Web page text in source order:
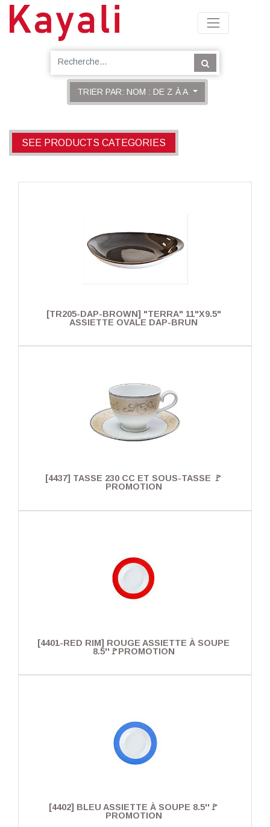
TRIER PAR: NOM : DE Z À A
SEE PRODUCTS CATEGORIES
[TR205-DAP-BROWN] "TERRA" 11"X9.5"
ASSIETTE OVALE DAP-BRUN
[4437] TASSE 230 CC ET SOUS-TASSE 🚩
PROMOTION
[4401-RED RIM] ROUGE ASSIETTE À SOUPE
8.5''🚩PROMOTION
[4402] BLEU ASSIETTE À SOUPE 8.5''🚩
PROMOTION